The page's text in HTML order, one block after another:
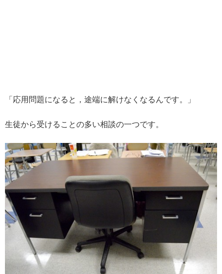
「応用問題になると，途端に解けなくなるんです。」
生徒から受けることの多い相談の一つです。